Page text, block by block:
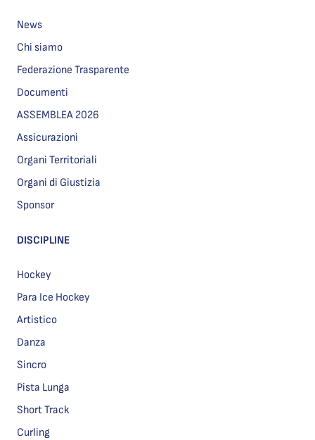
News
Chi siamo
Federazione Trasparente
Documenti
ASSEMBLEA 2026
Assicurazioni
Organi Territoriali
Organi di Giustizia
Sponsor
DISCIPLINE
Hockey
Para Ice Hockey
Artistico
Danza
Sincro
Pista Lunga
Short Track
Curling